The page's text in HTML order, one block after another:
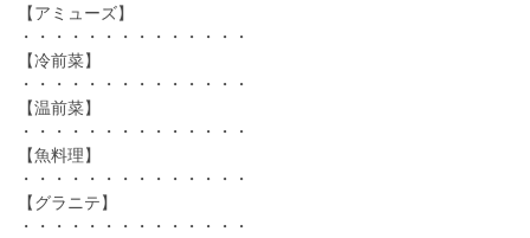
【アミューズ】
・・・・・・・・・・・・・・
【冷前菜】
・・・・・・・・・・・・・・
【温前菜】
・・・・・・・・・・・・・・
【魚料理】
・・・・・・・・・・・・・・
【グラニテ】
・・・・・・・・・・・・・・